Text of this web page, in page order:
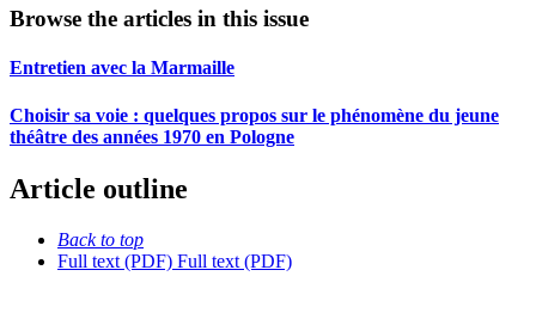
Browse the articles in this issue
Entretien avec la Marmaille
Choisir sa voie : quelques propos sur le phénomène du jeune
théâtre des années 1970 en Pologne
Article outline
Back to top
Full text (PDF) Full text (PDF)